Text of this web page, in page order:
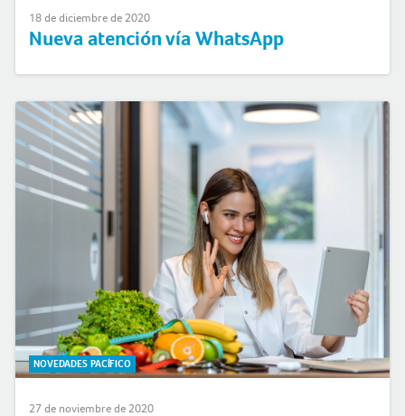
18 de diciembre de 2020
Nueva atención vía WhatsApp
NOVEDADES PACÍFICO
27 de noviembre de 2020